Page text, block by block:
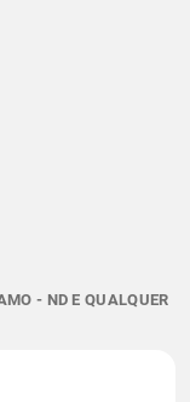
- ND E QUALQUER